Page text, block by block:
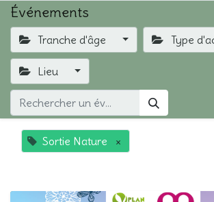
Événements
Tranche d'âge Type
Lieu
Sortie Nature ×